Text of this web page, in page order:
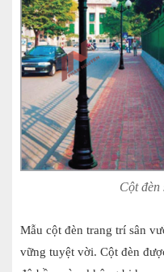
Cột
Mẫu cột đèn trang trí sân
vững tuyệt vời. Cột đèn